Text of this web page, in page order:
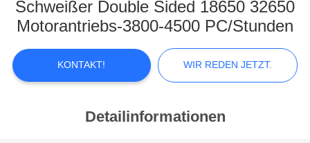
KONTAKTIEREN
SIE
UNS
NEUIGKEITEN
Schweißer Double Sided 18650 32650
Motorantriebs-3800-4500 PC/Stunden
KONTAKT! WIR REDEN JETZT.
Detailinformationen